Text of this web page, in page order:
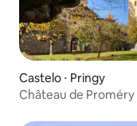
Castelo ⋅ Pringy
Château de Proméry